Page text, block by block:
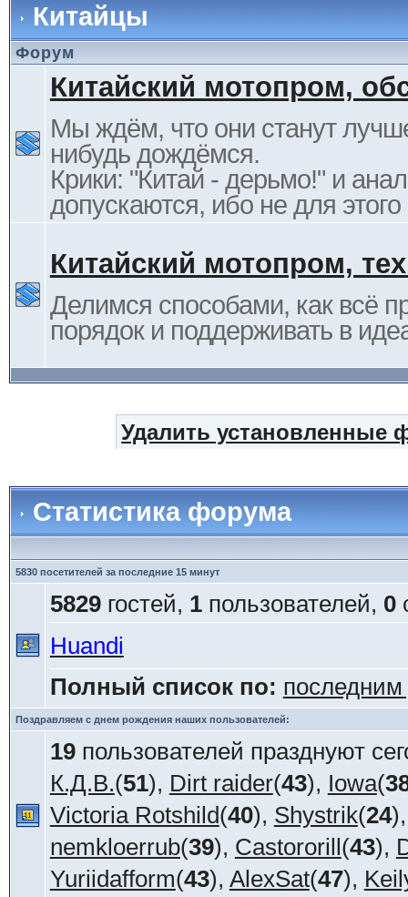
Китайцы
Форум
Китайский мотопром,
Мы ждём, что они станут
нибудь дождёмся.
Крики: "Китай - дерьмо!" и
допускаются, ибо не для
Китайский мотопром,
Делимся способами, как всё
порядок и поддерживать в
Удалить установленные
Статистика форума
5830 посетителей за последние 15 минут
5829гостей, 1пользователей, 0
Huandi
Полный список по:
Поздравляем с днем рождения наших пользователей:
19пользователей празднуют
К.Д.В.(51), Dirt raider(43), Iowa(
Victoria Rotshild(40), Shystrik(24
nemkloerrub(39), Castororill(43),
Yuriidafform(43), AlexSat(47),